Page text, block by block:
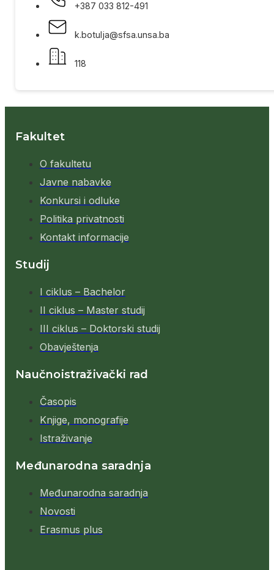
+387 033 812-491
k.botulja@sfsa.unsa.ba
118
Fakultet
O fakultetu
Javne nabavke
Konkursi i odluke
Politika privatnosti
Kontakt informacije
Studij
I ciklus – Bachelor
II ciklus – Master studij
III ciklus – Doktorski studij
Obavještenja
Naučnoistraživački rad
Časopis
Knjige, monografije
Istraživanje
Međunarodna saradnja
Međunarodna saradnja
Novosti
Erasmus plus